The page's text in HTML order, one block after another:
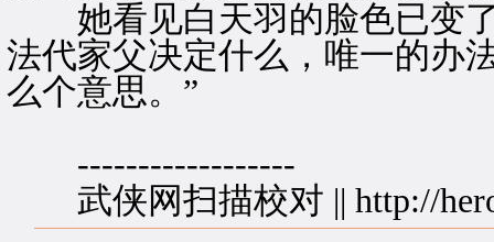
她看见白天羽的脸色已变了
法代家父决定什么，唯一的办
么个意思。”
------------------
武侠网扫描校对 || http://